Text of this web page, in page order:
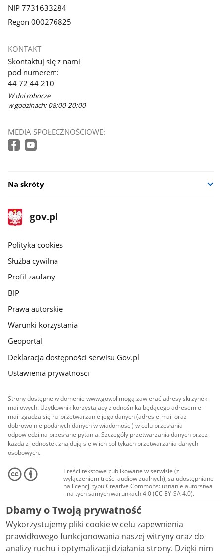
NIP 7731633284
Regon 000276825
KONTAKT
Skontaktuj się z nami
pod numerem:
44 72 44 210
W dni robocze
w godzinach: 08:00-20:00
MEDIA SPOŁECZNOŚCIOWE:
Na skróty
stopka
gov.pl
Strona
gov.pl
gov.pl
Polityka cookies
Służba cywilna
Profil zaufany
BIP
Prawa autorskie
Warunki korzystania
Geoportal
Deklaracja dostępności serwisu Gov.pl
Ustawienia prywatności
Strony dostępne w domenie www.gov.pl mogą zawierać adresy skrzynek
mailowych. Użytkownik korzystający z odnośnika będącego adresem e-
mail zgadza się na przetwarzanie jego danych (adres e-mail oraz
dobrowolnie podanych danych w wiadomości) w celu przesłania
odpowiedzi na przesłane pytania. Szczegóły przetwarzania danych przez
każdą z jednostek znajdują się w ich politykach przetwarzania danych
osobowych.
Treści tekstowe publikowane w serwisie (z
wyłączeniem treści audiowizualnych), są udostępniane
na licencji typu Creative Commons: uznanie autorstwa
- na tych samych warunkach 4.0 (CC BY-SA 4.0).
Materiały audiowizualne, w tym zdjęcia, materiały
audio i wideo, są udostępniane na licencji typu
Creative Commons: uznanie autorstwa użycie
niekomercyjne - bez utworów zależnych 4.0 (CC BY-
NC-ND 4.0), o ile nie jest to stwierdzone inaczej.
Dbamy o Twoją prywatność
Wykorzystujemy pliki cookie w celu zapewnienia
prawidłowego funkcjonowania naszej witryny oraz do
analizy ruchu i optymalizacji działania strony. Dzięki nim